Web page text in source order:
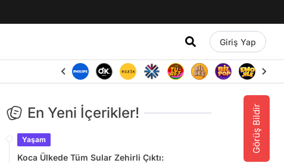
Giriş Yap
Görüş Bildir
En Yeni İçerikler!
Yaşam
Koca Ülkede Tüm Sular Zehirli Çıktı: